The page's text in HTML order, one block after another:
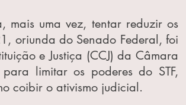
mais uma vez, tentar reduzir os
oriunda do Senado Federal, foi
e Justiça (CCJ) da Câmara
limitar os poderes do STF,
coibir o ativismo judicial.